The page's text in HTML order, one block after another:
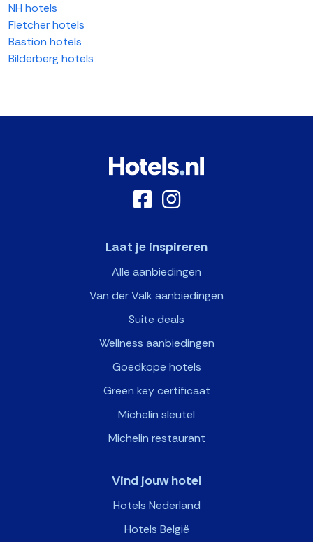
NH hotels
Fletcher hotels
Bastion hotels
Bilderberg hotels
Laat je inspireren
Alle aanbiedingen
Van der Valk aanbiedingen
Suite deals
Wellness aanbiedingen
Goedkope hotels
Green key certificaat
Michelin sleutel
Michelin restaurant
Vind jouw hotel
Hotels Nederland
Hotels België